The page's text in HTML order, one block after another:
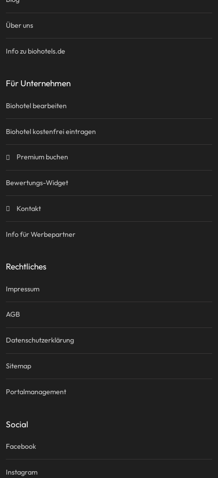
Über uns
Info zu biohotels.de
Für Unternehmen
Biohotel bearbeiten
Biohotel kostenfrei eintragen
Premium buchen
Bewertungs-Widget
Kontakt
Info für Werbepartner
Rechtliches
Impressum
AGB
Datenschutzerklärung
Sitemap
Portalmanagement
Social
Facebook
Instagram